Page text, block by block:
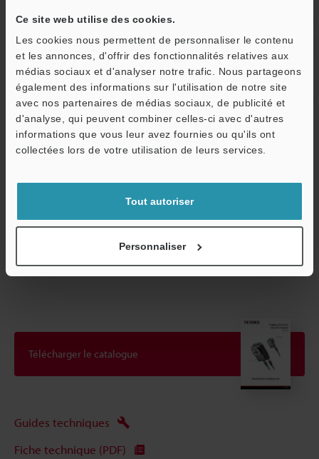
Ce site web utilise des cookies.
Les cookies nous permettent de personnaliser le contenu
et les annonces, d'offrir des fonctionnalités relatives aux
médias sociaux et d'analyser notre trafic. Nous partageons
également des informations sur l'utilisation de notre site
avec nos partenaires de médias sociaux, de publicité et
d'analyse, qui peuvent combiner celles-ci avec d'autres
informations que vous leur avez fournies ou qu'ils ont
collectées lors de votre utilisation de leurs services.
Tout autoriser
Personnaliser
rail DIN de
Plaque
Poids Environ 100 g
*1Anti-décharges électrostatiques et conforme à la norme CEI
61340-5-1.
Télécharger le catalogue
Guides techniques
Fiche technique (PDF)